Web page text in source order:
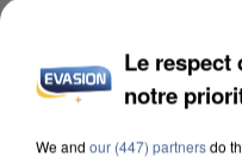
APRÈS TOUTES CES
DE FAUNE SAUVAGE
Le respect
notre
We and our (447) partnersdo